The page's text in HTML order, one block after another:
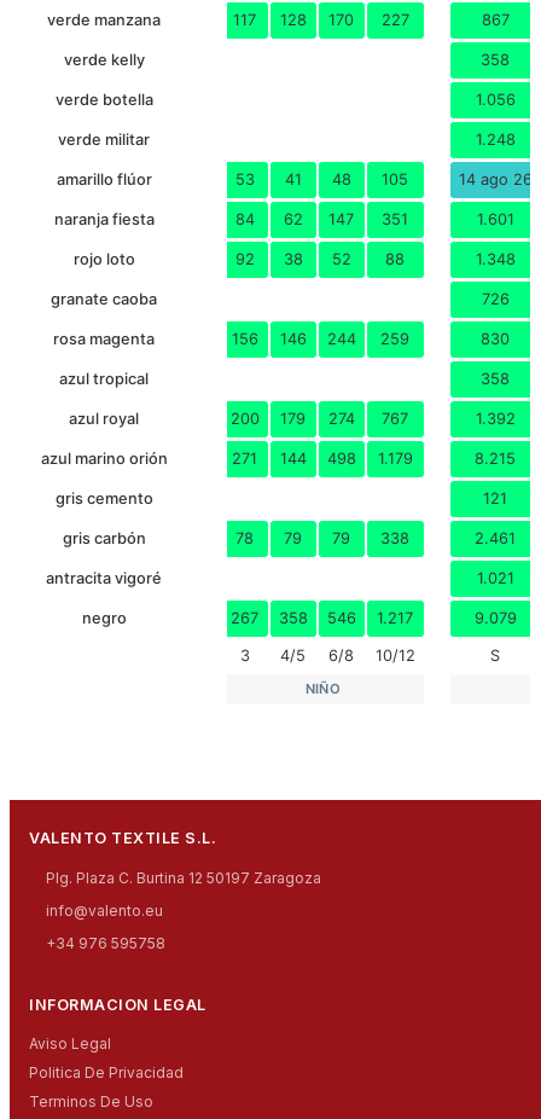
1 18 80x44x32
verde manzana 117 128 170 227 867
verde kelly 358
verde botella 1.056
verde militar 1.248
amarillo flúor 53 41 48 105 14 ago 26
naranja fiesta 84 62 147 351 1.601
rojo loto 92 38 52 88 1.348
granate caoba 726
rosa magenta 156 146 244 259 830
azul tropical 358
azul royal 200 179 274 767 1.392
azul marino orión 271 144 498 1.179 8.215
gris cemento 121
gris carbón 78 79 79 338 2.461
antracita vigoré 1.021
negro 267 358 546 1.217 9.079
3 4/5 6/8 10/12 S
NIÑO
VALENTO TEXTILE S.L.
Plg. Plaza C. Burtina 12 50197 Zaragoza
info@valento.eu
+34 976 595758
INFORMACION LEGAL
Aviso Legal
Politica De Privacidad
Terminos De Uso